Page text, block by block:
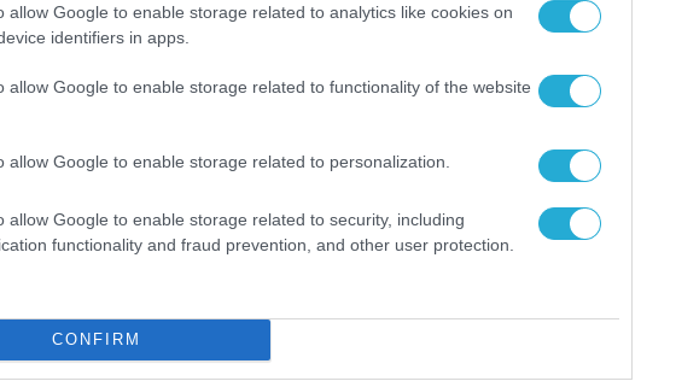
allow Google to enable storage related to analytics like cookies on
identifiers in apps.
allow Google to enable storage related to functionality of the website
allow Google to enable storage related to personalization.
allow Google to enable storage related to security, including
functionality and fraud prevention, and other user protection.
CONFIRM